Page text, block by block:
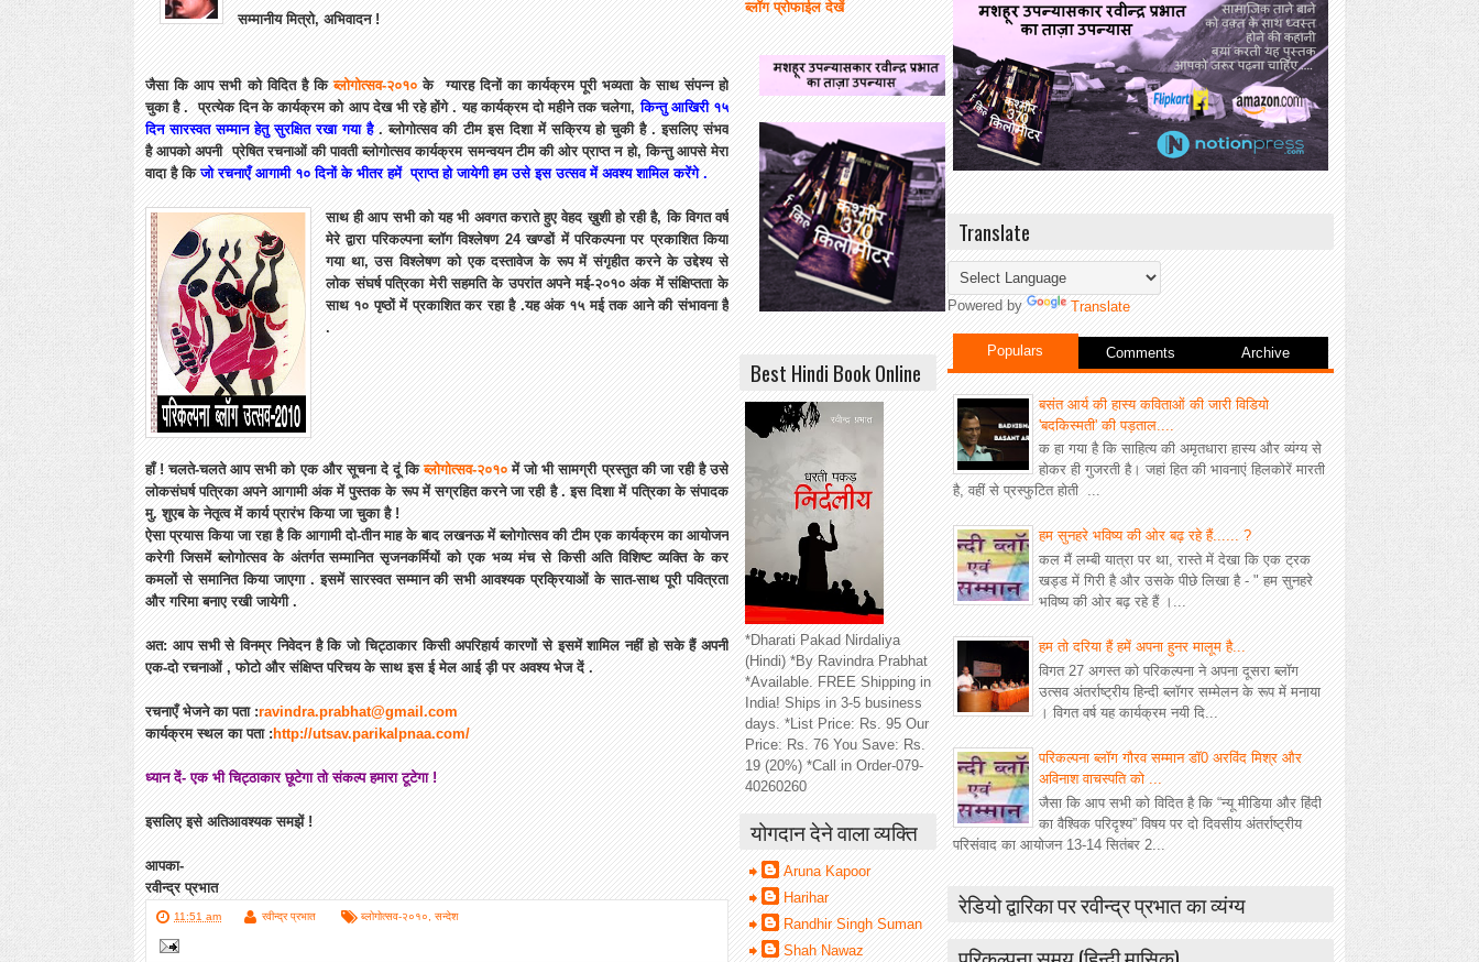
सम्मानीय मित्रो, अभिवादन !
जैसा कि आप सभी को विदित है किब्लोगोत्सव-२०१०के ग्यारह दिनों का कार्यक्रम पूरी भव्यता के साथ संपन्न हो
चुका है . प्रत्येक दिन के कार्यक्रम को आप देख भी रहे होंगे . यह कार्यक्रम दो महीने तक चलेगा,किन्तु आखिरी १५
दिन सारस्वत सम्मान हेतु सुरक्षित रखा गया है. ब्लोगोत्सव की टीम इस दिशा में सक्रिय हो चुकी है . इसलिए संभव
है आपको अपनी प्रेषित रचनाओं की पावती ब्लोगोत्सव कार्यक्रम समन्वयन टीम की ओर प्राप्त न हो, किन्तु आपसे मेरा
वादा है किजो रचनाएँ आगामी १० दिनों के भीतर हमें प्राप्त हो जायेगी हम उसे इस उत्सव में अवश्य शामिल करेंगे .
साथ ही आप सभी को यह भी अवगत कराते हुए वेहद ख़ुशी हो रही है, कि विगत वर्ष
मेरे द्वारा परिकल्पना ब्लॉग विश्लेषण 24 खण्डों में परिकल्पना पर प्रकाशित किया
गया था, उस विश्लेषण को एक दस्तावेज के रूप में संगृहीत करने के उद्देश्य से
लोक संघर्ष पत्रिका मेरी सहमति के उपरांत अपने मई-२०१० अंक में संक्षिप्तता के
साथ १० पृष्ठों में प्रकाशित कर रहा है .यह अंक १५ मई तक आने की संभावना है
.
हाँ ! चलते-चलते आप सभी को एक और सूचना दे दूं किब्लोगोत्सव-२०१०में जो भी सामग्री प्रस्तुत की जा रही है उसे
लोकसंघर्ष पत्रिका अपने आगामी अंक में पुस्तक के रूप में सग्रहित करने जा रही है . इस दिशा में पत्रिका के संपादक
मु. शुएब के नेतृत्व में कार्य प्रारंभ किया जा चुका है !
ऐसा प्रयास किया जा रहा है कि आगामी दो-तीन माह के बाद लखनऊ में ब्लोगोत्सव की टीम एक कार्यक्रम का आयोजन
करेगी जिसमें ब्लोगोत्सव के अंतर्गत सम्मानित सृजनकर्मियों को एक भव्य मंच से किसी अति विशिष्ट व्यक्ति के कर
कमलों से समानित किया जाएगा . इसमें सारस्वत सम्मान की सभी आवश्यक प्रक्रियाओं के सात-साथ पूरी पवित्रता
और गरिमा बनाए रखी जायेगी .
अत: आप सभी से विनम्र निवेदन है कि जो चिट्ठाकार किसी अपरिहार्य कारणों से इसमें शामिल नहीं हो सके हैं अपनी
एक-दो रचनाओं , फोटो और संक्षिप्त परिचय के साथ इस ई मेल आई ड़ी पर अवश्य भेज दें .
रचनाएँ भेजने का पता :ravindra.prabhat@gmail.com
कार्यक्रम स्थल का पता :http://utsav.parikalpnaa.com/
ध्यान दें- एक भी चिट्ठाकार छूटेगा तो संकल्प हमारा टूटेगा !
इसलिए इसे अतिआवश्यक समझें !
आपका-
रवीन्द्र प्रभात
11:51 am रवीन्द्र प्रभात ब्लोगोत्सव-२०१० सन्देश
Translate
Powered by Translate
Populars Comments Archive
बसंत आर्य की हास्य कविताओं की जारी विडियो
'बदकिस्मती' की पड़ताल....
क हा गया है कि साहित्य की अमृतधारा हास्य और व्यंग्य से
होकर ही गुजरती है। जहां हित की भावनाएं हिलकोरें मारती
है, वहीं से प्रस्फुटित होती ...
हम सुनहरे भविष्य की ओर बढ़ रहे हैं...... ?
कल मैं लम्बी यात्रा पर था, रास्ते में देखा कि एक ट्रक
खड्ड में गिरी है और उसके पीछे लिखा है - " हम सुनहरे
भविष्य की ओर बढ़ रहे हैं ।...
हम तो दरिया हैं हमें अपना हुनर मालूम है...
विगत 27 अगस्त को परिकल्पना ने अपना दूसरा ब्लॉग
उत्सव अंतर्राष्ट्रीय हिन्दी ब्लॉगर सम्मेलन के रूप में मनाया
। विगत वर्ष यह कार्यक्रम नयी दि...
परिकल्पना ब्लॉग गौरव सम्मान डॉ0 अरविंद मिश्र और
अविनाश वाचस्पति को ...
जैसा कि आप सभी को विदित है कि “न्यू मीडिया और हिंदी
का वैश्विक परिदृश्य” विषय पर दो दिवसीय अंतर्राष्ट्रीय
परिसंवाद का आयोजन 13-14 सितंबर 2...
रेडियो द्वारिका पर रवीन्द्र प्रभात का व्यंग्य
ब्लॉग प्रोफाईल देखें
Best Hindi Book Online
*Dharati Pakad Nirdaliya
(Hindi) *By Ravindra Prabhat
*Available. FREE Shipping in
India! Ships in 3-5 business
days. *List Price: Rs. 95 Our
Price: Rs. 76 You Save: Rs.
19 (20%) *Call in Order-079-
40260260
योगदान देने वाला व्यक्ति
Aruna Kapoor
Harihar
Randhir Singh Suman
Shah Nawaz